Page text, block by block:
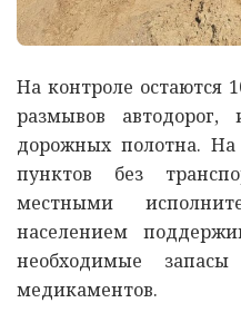
На контроле остаются
размывов
дорожных полотна.
пунктов без
местными
населением
необходимые
медикаментов.